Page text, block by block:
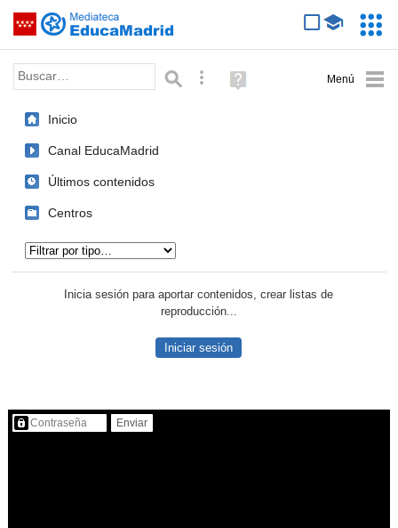
Saltar navegación
Palabra o frase: Búsqueda avanzada
Ayuda
(en
Inicio
Canal EducaMadrid
Últimos contenidos
Centros
Inicia sesión para aportar contenidos, crear listas de
reproducción...
Iniciar sesión
Contenido protegido…